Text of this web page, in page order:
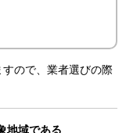
ので、業者選びの際
地域である